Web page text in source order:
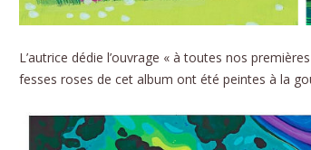
L’autrice dédie l’ouvrage « à toutes nos
fesses roses de cet album ont été peintes à la